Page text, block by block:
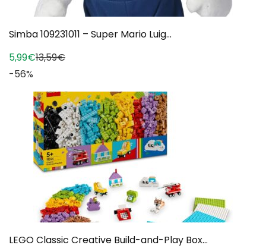
Simba 109231011 – Super Mario Luig...
5,99€13,59€
-56%
LEGO Classic Creative Build-and-Play Box...